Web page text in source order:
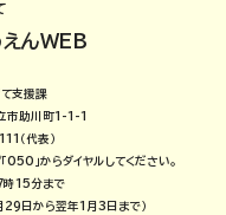
えんWEB
支援課
市助川町1-1-1
（代表）
050」からダイヤルしてください。
時15分まで
29日から翌年1月3日まで）